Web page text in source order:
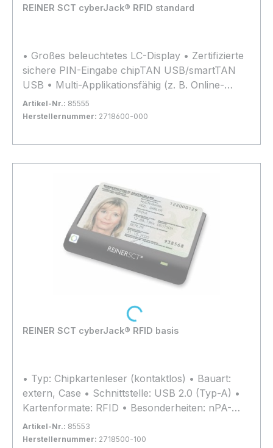
REINER SCT cyberJack® RFID standard
• Großes beleuchtetes LC-Display • Zertifizierte
sichere PIN-Eingabe chipTAN USB/smartTAN
USB • Multi-Applikationsfähig (z. B. Online-
Banking, ELSTER, e-Ticketing) • Updatefähig •
DK-SECODER Zulassung • Bestätigung nach
und BSI zertifiziert • Integriertes
BNotK) • Kostenloser Support • Für Windows,
Mac* und Linux*
Artikel-Nr.: 85555
Herstellernummer: 2718600-000
In den Warenkorb
REINER SCT cyberJack® RFID basis
• Typ: Chipkartenleser (kontaktlos) • Bauart:
extern, Case • Schnittstelle: USB 2.0 (Typ-A) •
Kartenformate: RFID • Besonderheiten: nPA-
Unterstützung (eID) • Sicherheitsklasse: 1
Artikel-Nr.: 85553
Herstellernummer: 2718500-100
Loading...